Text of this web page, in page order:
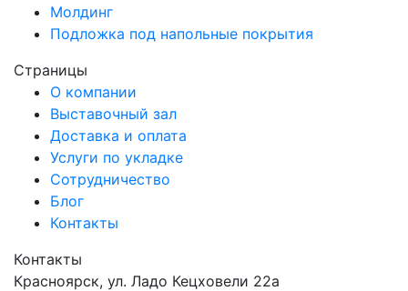
Молдинг
Подложка под напольные покрытия
Страницы
О компании
Выставочный зал
Доставка и оплата
Услуги по укладке
Сотрудничество
Блог
Контакты
Контакты
Красноярск, ул. Ладо Кецховели 22а